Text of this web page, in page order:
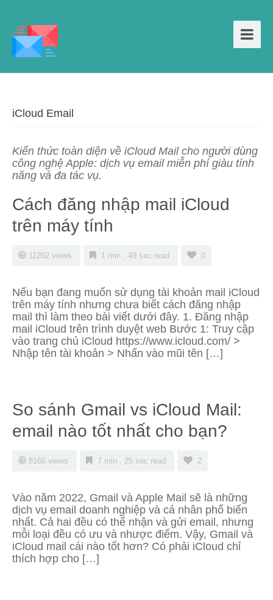
iCloud Email
Kiến thức toàn diện về iCloud Mail cho người dùng
công nghệ Apple: dịch vụ email miễn phí giàu tính
năng và đa tác vụ.
Cách đăng nhập mail iCloud
trên máy tính
11292 views 1 min , 49 sec read 0
Nếu bạn đang muốn sử dụng tài khoản mail iCloud
trên máy tính nhưng chưa biết cách đăng nhập
mail thì làm theo bài viết dưới đây. 1. Đăng nhập
mail iCloud trên trình duyệt web Bước 1: Truy cập
vào trang chủ iCloud https://www.icloud.com/ >
Nhập tên tài khoản > Nhấn vào mũi tên […]
So sánh Gmail vs iCloud Mail:
email nào tốt nhất cho bạn?
8166 views 7 min , 25 sec read 2
Vào năm 2022, Gmail và Apple Mail sẽ là những
dịch vụ email doanh nghiệp và cá nhân phổ biến
nhất. Cả hai đều có thể nhận và gửi email, nhưng
mỗi loại đều có ưu và nhược điểm. Vậy, Gmail và
iCloud mail cái nào tốt hơn? Có phải iCloud chỉ
thích hợp cho […]